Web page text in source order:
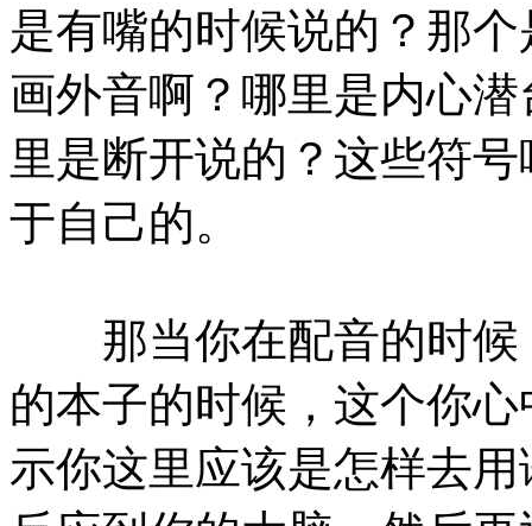
是有嘴的时候说的？那
画外音啊？哪里是内心
里是断开说的？这些符
于自己的。
那当你在配音的时候
的本子的时候，这个你
示你这里应该是怎样去